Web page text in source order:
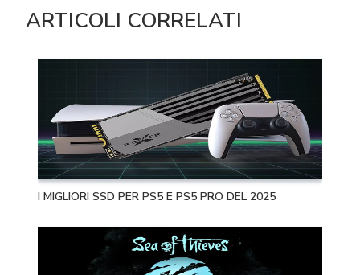
ARTICOLI CORRELATI
I MIGLIORI SSD PER PS5 E PS5 PRO DEL 2025